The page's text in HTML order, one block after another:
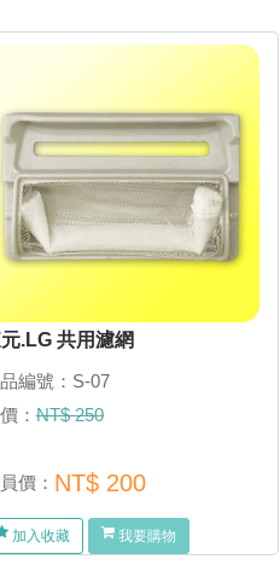
.LG 共用濾網
編號：S-07
：NT$ 250
價： NT$ 200
加入收藏 我要購物